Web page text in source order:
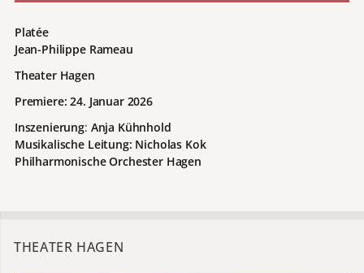
Platée
Jean-Philippe Rameau
Theater Hagen
Premiere: 24. Januar 2026
Inszenierung: Anja Kühnhold
Musikalische Leitung: Nicholas Kok
Philharmonische Orchester Hagen
THEATER HAGEN